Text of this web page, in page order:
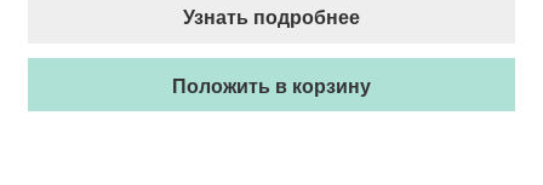
Узнать подробнее
Положить в корзину